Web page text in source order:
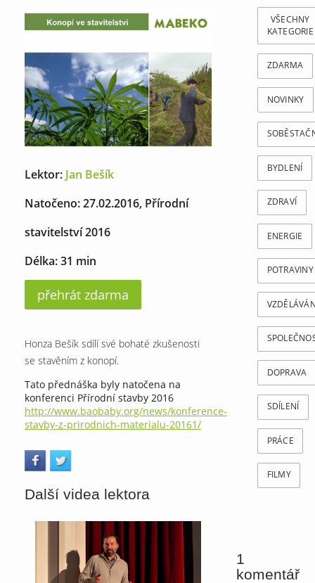
Lektor: Jan Bešík
Natočeno: 27.02.2016, Přírodní
stavitelství 2016
Délka: 31 min
přehrát zdarma
Honza Bešík sdílí své bohaté zkušenosti
se stavěním z konopí.
Tato přednáška byly natočena na
konferenci Přírodní stavby 2016
http://www.baobaby.org/news/konference-
stavby-z-prirodnich-materialu-20161/
Další videa lektora
VŠECHNY
KATEGORIE
ZDARMA
NOVINKY
BYDLENÍ
ZDRAVÍ
ENERGIE
POTRAVINY
DOPRAVA
SDÍLENÍ
PRÁCE
FILMY
1
komentář